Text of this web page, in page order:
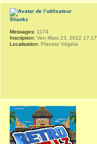
Shankz
Messages: 1174
Inscription: Ven Mars 23, 2012 17:17
Localisation: Planete Végéta